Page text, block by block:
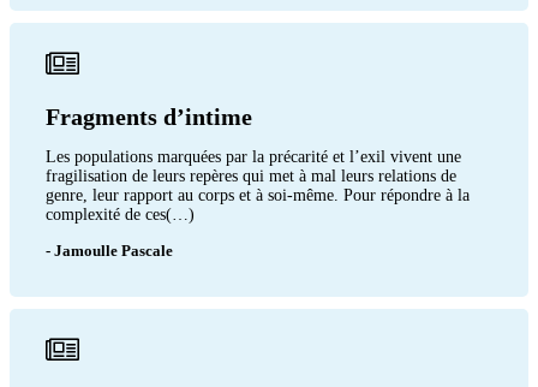
Fragments d’intime
Les populations marquées par la précarité et l’exil vivent une
fragilisation de leurs repères qui met à mal leurs relations de
genre, leur rapport au corps et à soi-même. Pour répondre à la
complexité de ces(…)
- Jamoulle Pascale